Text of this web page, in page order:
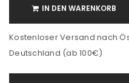
IN DEN WARENKORB
Kostenloser Versand nach
Deutschland (ab 100€)